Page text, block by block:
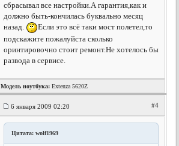
сбрасывал все настройки.А гарантия,как и
должно быть-кончилась буквально месяц
назад.
Если это всё таки мост полетел,то
подскажите пожалуйста сколько
оринтировочно стоит ремонт.Не хотелось бы
развода в сервисе.
Модель ноутбука: Extenza 5620Z
6 января 2009 02:20 #4
Цитата: wolf1969